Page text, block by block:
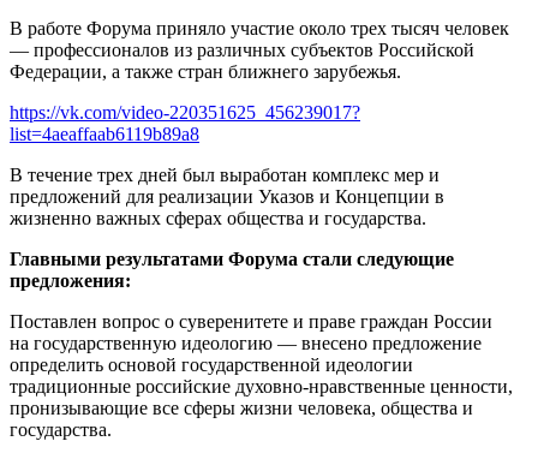
В работе Форума приняло участие около трех тысяч человек
— профессионалов из различных субъектов Российской
Федерации, а также стран ближнего зарубежья.
https://vk.com/video-220351625_456239017?
list=4aeaffaab6119b89a8
В течение трех дней был выработан комплекс мер и
предложений для реализации Указов и Концепции в
жизненно важных сферах общества и государства.
Главными результатами Форума стали следующие
предложения:
Поставлен вопрос о суверенитете и праве граждан России
на государственную идеологию — внесено предложение
определить основой государственной идеологии
традиционные российские духовно-нравственные ценности,
пронизывающие все сферы жизни человека, общества и
государства.